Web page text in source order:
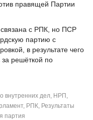
правящей Партии
с РПК, но ПСР
партию с
в результате чего
решёткой по
внутренних дел, НРП ,
, РПК, Результаты
партия